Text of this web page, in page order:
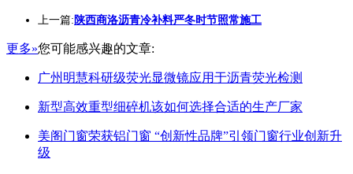
上一篇: 陕西商洛沥青冷补料严冬时节照常施工
更多»您可能感兴趣的文章:
广州明慧科研级荧光显微镜应用于沥青荧光检测
新型高效重型细碎机该如何选择合适的生产厂家
美阁门窗荣获铝门窗 “创新性品牌”引领门窗行业创新升
级